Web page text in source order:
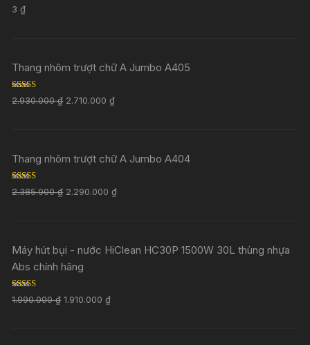
Rated
out of 5
3₫
Thang nhôm trượt chữ A Jumbo A405
Rated 5.00
out of 5
2.930.000₫ 2.710.000₫
Thang nhôm trượt chữ A Jumbo A404
Rated 5.00
out of 5
2.385.000₫ 2.290.000₫
Máy hút bụi - nước HiClean HC30P 1500W 30L thùng nhựa
Abs chính hãng
Rated 5.00
out of 5
1.990.000₫ 1.910.000₫